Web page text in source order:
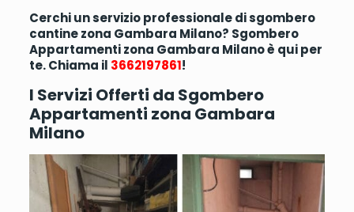
Cerchi un servizio professionale di sgombero
cantine zona Gambara Milano? Sgombero
Appartamenti zona Gambara Milano è qui per
te. Chiama il 3662197861!
I Servizi Offerti da Sgombero
Appartamenti zona Gambara
Milano